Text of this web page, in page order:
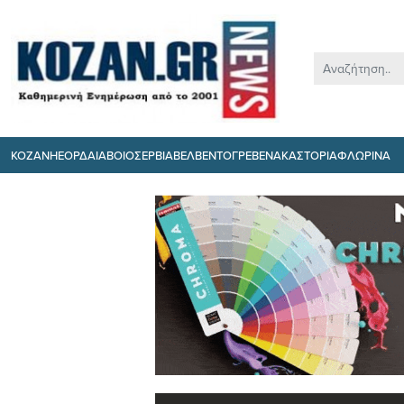
ΚΟΖΑΝΗΕΟΡΔΑΙΑΒΟΙΟΣΕΡΒΙΑΒΕΛΒΕΝΤΟΓΡΕΒΕΝΑΚΑΣΤΟΡΙΑΦΛΩΡΙΝΑ